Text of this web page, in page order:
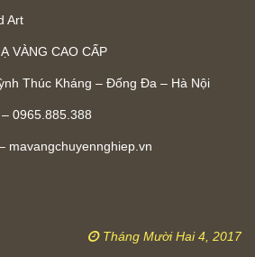
Art
VÀNG CAO CẤP
Thúc Kháng – Đống Đa – Hà Nội
0965.885.388
mavangchuyennghiep.vn
Tháng Mười Hai 4, 2017